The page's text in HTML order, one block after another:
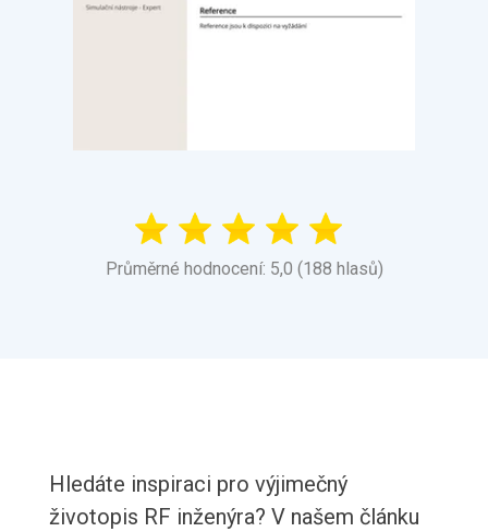
Průměrné hodnocení: 5,0 (188 hlasů)
Hledáte inspiraci pro výjimečný
životopis RF inženýra? V našem článku